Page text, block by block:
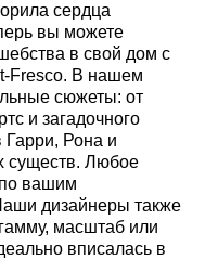
сердца
вы можете
в свой дом с
В нашем
сюжеты: от
и загадочного
Гарри, Рона и
существ. Любое
вашим
дизайнеры также
масштаб или
вписалась в